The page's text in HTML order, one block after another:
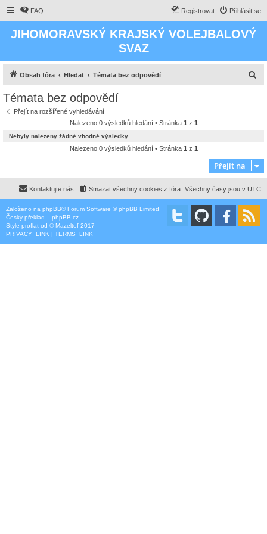
FAQ Přihlásit se
Registrovat
JIHOMORAVSKÝ KRAJSKÝ VOLEJBALOVÝ
SVAZ
Obsah fóra Hledat Témata bez odpovědí
Témata bez odpovědí
Přejít na rozšířené vyhledávání
Nalezeno 0 výsledků hledání • Stránka 1 z 1
Nebyly nalezeny žádné vhodné výsledky.
Nalezeno 0 výsledků hledání • Stránka 1 z 1
Přejít na
Všechny časy jsou v UTC
Smazat všechny cookies z fóra
Kontaktujte nás
Založeno na phpBB® Forum Software © phpBB Limited
Český překlad – phpBB.cz
Style proflat od ©Mazeltof 2017
PRIVACY_LINK | TERMS_LINK